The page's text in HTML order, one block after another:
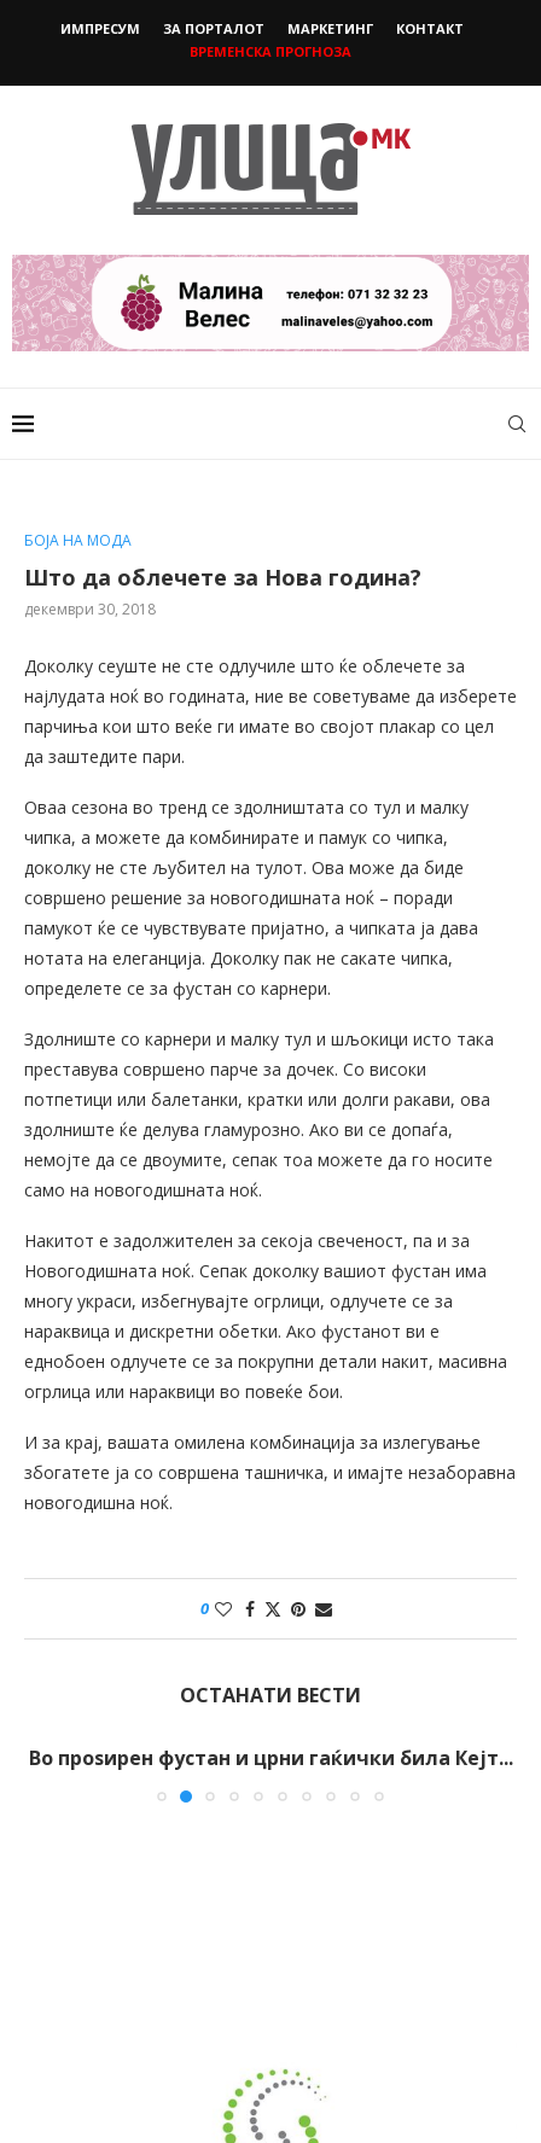
ИМПРЕСУМ ЗА ПОРТАЛОТ МАРКЕТИНГ
КОНТАКТ
ВРЕМЕНСКА ПРОГНОЗА
БОЈА НА МОДА
Што да облечете за Нова година?
декември 30, 2018
Доколку сеуште не сте одлучиле што ќе облечете за
најлудата ноќ во годината, ние ве советуваме да изберете
парчиња кои што веќе ги имате во својот плакар со цел
да заштедите пари.
Оваа сезона во тренд се здолништата со тул и малку
чипка, а можете да комбинирате и памук со чипка,
доколку не сте љубител на тулот. Ова може да биде
совршено решение за новогодишната ноќ – поради
памукот ќе се чувствувате пријатно, а чипката ја дава
нотата на елеганција. Доколку пак не сакате чипка,
определете се за фустан со карнери.
Здолниште со карнери и малку тул и шљокици исто така
преставува совршено парче за дочек. Со високи
потпетици или балетанки, кратки или долги ракави, ова
здолниште ќе делува гламурозно. Ако ви се допаѓа,
немојте да се двоумите, сепак тоа можете да го носите
само на новогодишната ноќ.
Накитот е задолжителен за секоја свеченост, па и за
Новогодишната ноќ. Сепак доколку вашиот фустан има
многу украси, избегнувајте огрлици, одлучете се за
нараквица и дискретни обетки. Ако фустанот ви е
еднобоен одлучете се за покрупни детали накит, масивна
огрлица или нараквици во повеќе бои.
И за крај, вашата омилена комбинација за излегување
збогатете ја со совршена ташничка, и имајте незаборавна
новогодишна ноќ.
0
ОСТАНАТИ ВЕСТИ
Во проѕирен фустан и црни гаќички била Кејт...